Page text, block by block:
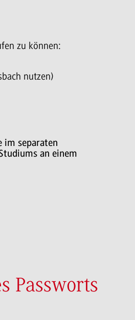
zu können:
nutzen)
im separaten
an einem
Passworts